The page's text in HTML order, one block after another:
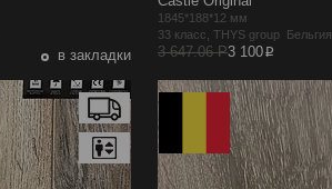
в закладки
1845*188*12 мм
33 класс, THYS group Бельгия
3 647.06 Р3 100p